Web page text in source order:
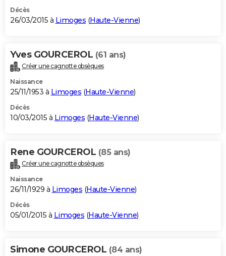
Décès
26/03/2015 à Limoges (Haute-Vienne)
Yves GOURCEROL (61 ans)
Créer une cagnotte obsèques
Naissance
25/11/1953 à Limoges (Haute-Vienne)
Décès
10/03/2015 à Limoges (Haute-Vienne)
Rene GOURCEROL (85 ans)
Créer une cagnotte obsèques
Naissance
26/11/1929 à Limoges (Haute-Vienne)
Décès
05/01/2015 à Limoges (Haute-Vienne)
Simone GOURCEROL (84 ans)